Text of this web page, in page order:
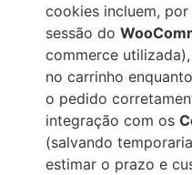
cookies incluem,
sessão do
commerce
no carrinho
o pedido
integração com os
(salvando
estimar o prazo e